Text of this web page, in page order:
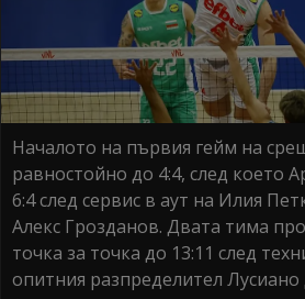
Началото на първия гейм на
равностойно до 4:4, след което
6:4 след сервис в аут на Илия
Алекс Грозданов. Двата тима
точка за точка до 13:11 след
опитния разпределител